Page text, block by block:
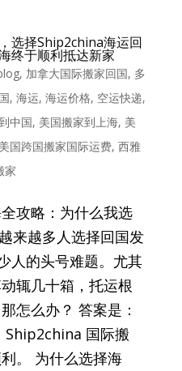
选择Ship2china海运回
终于顺利抵达新家
, 加拿大国际搬家回国, 多
, 海运, 海运价格, 空运快递,
中国, 美国搬家到上海, 美
美国跨国搬家国际运费, 西雅
家
攻略：为什么我选
来越多人选择回国发
人的头号难题。尤其
辄几十箱，托运根
怎么办？ 答案是：
Ship2china 国际搬
。 为什么选择海